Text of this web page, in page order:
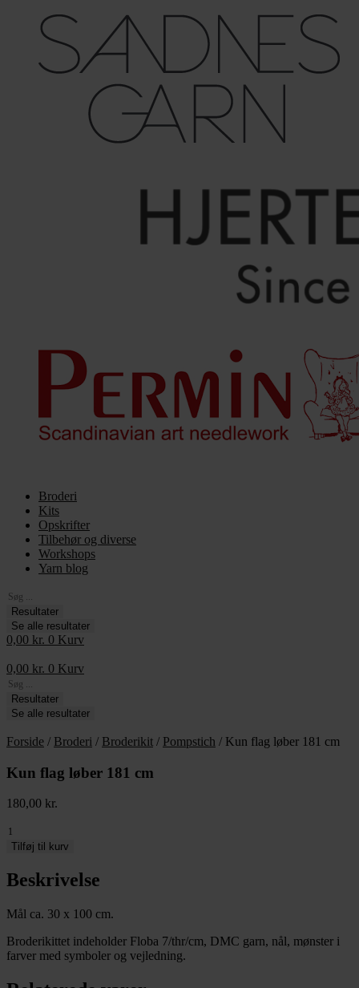
Broderi
Kits
Opskrifter
Tilbehør og diverse
Workshops
Yarn blog
Search
...Resultater
Se alle resultater
0,00 kr. 0 Kurv
0,00 kr. 0 Kurv
Search
...Resultater
Se alle resultater
Forside / Broderi / Broderikit / Pompstich / Kun flag løber 181 cm
Kun flag løber 181 cm
180,00 kr.
Kun
flag
181
cm
Tilføj til kurv
Beskrivelse
Mål ca. 30 x 100 cm.
Broderikittet indeholder Floba 7/thr/cm, DMC garn, nål, mønster i
farver med symboler og vejledning.